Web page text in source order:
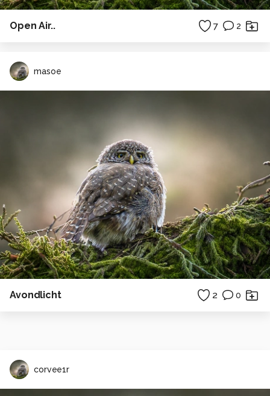
Open Air.. 7 2
masoe
Avondlicht 2 0
corvee1r